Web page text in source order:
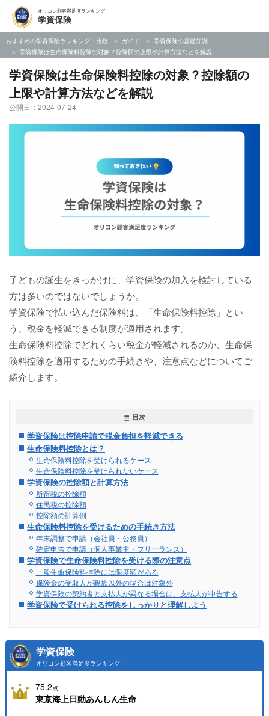
オリコン顧客満足度ランキング
学資保険
おすすめの学資保険ランキング・比較 ガイド
学資保険の基礎知識
学資保険は生命保険料控除の対象？控除額の上限や計算方法などを解説
学資保険は生命保険料控除の対象？控除額の
上限や計算方法などを解説
公開日：2024-07-24
子どもの誕生をきっかけに、学資保険の加入を検討している
方は多いのではないでしょうか。
学資保険で払い込んだ保険料は、「生命保険料控除」とい
う、税金を軽減できる制度が適用されます。
生命保険料控除でどれくらい税金が軽減されるのか、生命保
険料控除を適用するための手続きや、注意点などについてご
紹介します。
目次
学資保険は控除申請で税金負担を軽減できる
生命保険料控除とは？
生命保険料控除を受けられるケース
生命保険料控除を受けられないケース
学資保険の控除額と計算方法
所得税の控除額
住民税の控除額
控除額の計算例
生命保険料控除を受けるための手続き方法
年末調整で申請（会社員・公務員）
確定申告で申請（個人事業主・フリーランス）
学資保険で生命保険料控除を受ける際の注意点
一般生命保険料控除には限度額がある
保険金の受取人が親族以外の場合は対象外
学資保険の契約者と支払人が異なる場合は、支払人が申告する
学資保険で受けられる控除をしっかりと理解しよう
学資保険
オリコン顧客満足度ランキング
75.2点
東京海上日動あんしん生命